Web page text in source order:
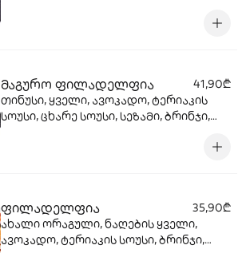
მაგურო ფილადელფია
41,90₾
თინუსი, ყველი, ავოკადო, ტერიაკის
სოუსი, ცხარე სოუსი, სეზამი, ბრინჯი,
ფილადელფია
35,90₾
ახალი ორაგული, ნაღების ყველი,
ავოკადო, ტერიაკის სოუსი, ბრინჯი,